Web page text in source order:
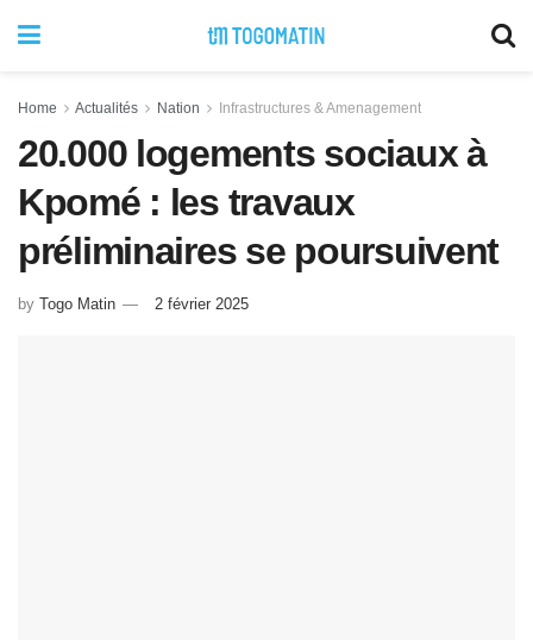
Home Actualités Nation Infrastructures & Amenagement
20.000 logements sociaux à
Kpomé : les travaux
préliminaires se poursuivent
by Togo Matin 2 février 2025